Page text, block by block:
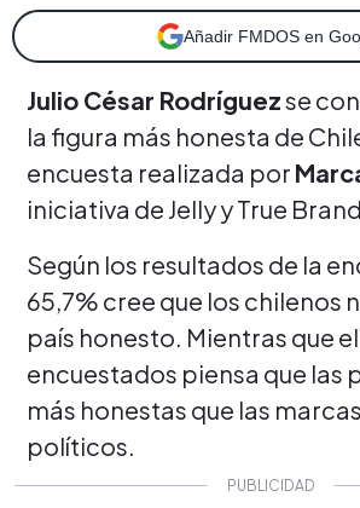
Añadir FMDOS en
Julio César Rodríguezse
la figura más honesta de
encuesta realizada por
iniciativa de Jelly y True
Según los resultados de la
65,7% cree que los chilenos
país honesto. Mientras que
encuestados piensa que las
más honestas que las
políticos.